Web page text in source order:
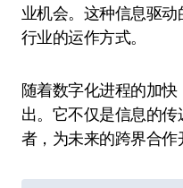
业机会。这种信息驱
行业的运作方式。
随着数字化进程的加
出。它不仅是信息的
者，为未来的跨界合作